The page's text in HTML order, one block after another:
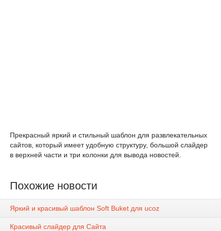
Прекрасный яркий и стильный шаблон для развлекательных
сайтов, который имеет удобную структуру, большой слайдер
в верхней части и три колонки для вывода новостей.
Похожие новости
Яркий и красивый шаблон Soft Buket для ucoz
Красивый слайдер для Сайта